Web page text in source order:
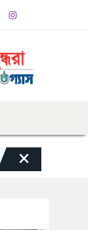
লক্ষ্য করে গুলি
×